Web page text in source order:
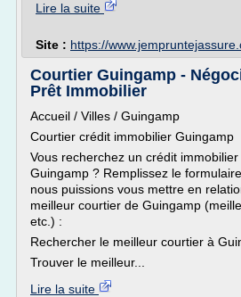
Lire la suite
Site : https://
Courtier Guingamp -
Prêt Immobilier
Accueil / Villes / Guingamp
Courtier crédit immobilier Guingamp
Vous recherchez un crédit
Guingamp ? Remplissez le
nous puissions vous mettre en
meilleur courtier de Guingamp
etc.) :
Rechercher le meilleur courtier à
Trouver le meilleur...
Lire la suite